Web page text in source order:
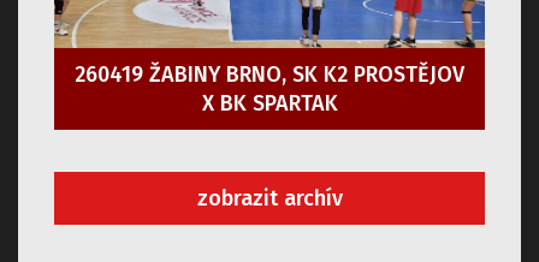
260419 ŽABINY BRNO, SK K2 PROSTĚJOV
X BK SPARTAK
zobrazit archív